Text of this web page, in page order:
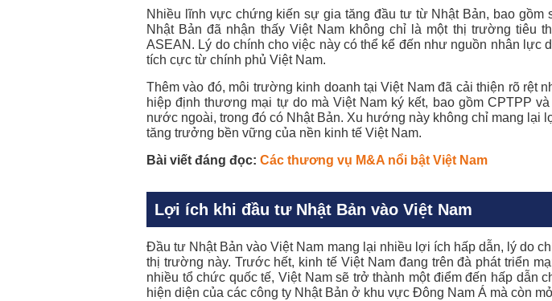
Nhiều lĩnh vực chứng kiến sự gia tăng đầu tư từ Nhật Bản, bao gồm
Nhật Bản đã nhận thấy Việt Nam không chỉ là một thị trường tiêu
ASEAN. Lý do chính cho việc này có thể kể đến như nguồn nhân lực
tích cực từ chính phủ Việt Nam.
Thêm vào đó, môi trường kinh doanh tại Việt Nam đã cải thiện rõ rệt
hiệp định thương mại tự do mà Việt Nam ký kết, bao gồm CPTPP
nước ngoài, trong đó có Nhật Bản. Xu hướng này không chỉ mang lại
tăng trưởng bền vững của nền kinh tế Việt Nam.
Bài viết đáng đọc: Các thương vụ M&A nổi bật Việt Nam
Lợi ích khi đầu tư Nhật Bản vào Việt Nam
Đầu tư Nhật Bản vào Việt Nam mang lại nhiều lợi ích hấp dẫn, lý do
thị trường này. Trước hết, kinh tế Việt Nam đang trên đà phát triển
nhiều tổ chức quốc tế, Việt Nam sẽ trở thành một điểm đến hấp
hiện diện của các công ty Nhật Bản ở khu vực Đông Nam Á mà còn